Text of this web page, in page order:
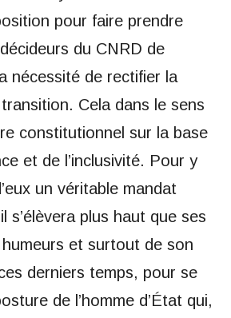
pour faire prendre
du CNRD de
nécessité de rectifier la
Cela dans le sens
constitutionnel sur la base
et de l’inclusivité. Pour y
un véritable mandat
s’élèvera plus haut que ses
et surtout de son
derniers temps, pour se
de l’homme d’État qui,